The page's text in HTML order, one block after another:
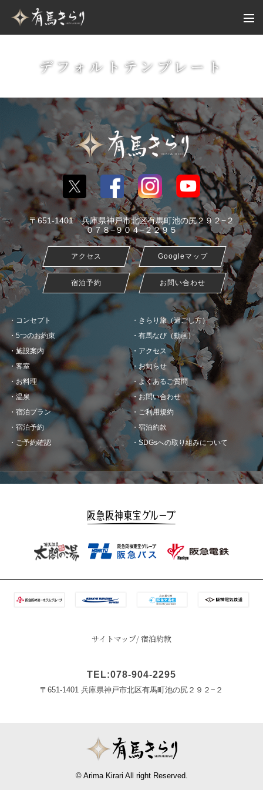
デフォルトテンプレート
〒651-1401 兵庫県神戸市北区有馬町池の尻２９２−２
０７８−９０４−２２９５
アクセス Googleマップ
宿泊予約 お問い合わせ
コンセプト
5つのお約束
施設案内
客室
お料理
温泉
きらり旅（過ごし方）
有馬なび（動画）
アクセス
お知らせ
宿泊プラン
宿泊予約
ご予約確認
よくあるご質問
お問い合わせ
ご利用規約
宿泊約款
SDGsへの取り組みについて
サイトマップ 宿泊約款
TEL:078-904-2295
〒651-1401 兵庫県神戸市北区有馬町池の尻２９２−２
© Arima Kirari All right Reserved.